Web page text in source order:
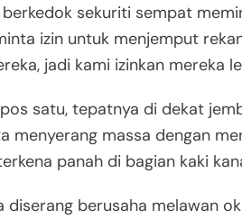
berkedok sekuriti sempat
izin untuk menjemput
jadi kami izinkan mereka
satu, tepatnya di dekat
menyerang massa dengan
panah di bagian kaki
berusaha melawan